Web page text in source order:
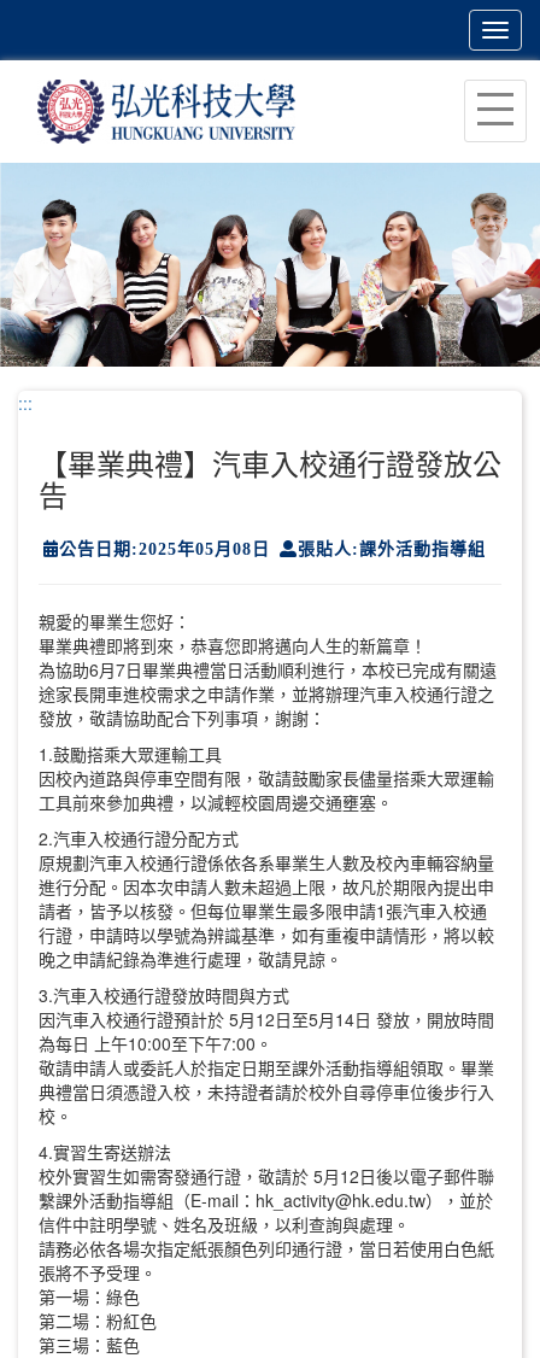
主
容
區
塊
:::
【畢業典禮】汽車入校通行證發放公
告
公告日期:2025年05月08日 張貼人:課外活動指導組
親愛的畢業生您好：
畢業典禮即將到來，恭喜您即將邁向人生的新篇章！
為協助6月7日畢業典禮當日活動順利進行，本校已完成有關遠
途家長開車進校需求之申請作業，並將辦理汽車入校通行證之
發放，敬請協助配合下列事項，謝謝：
1.鼓勵搭乘大眾運輸工具
因校內道路與停車空間有限，敬請鼓勵家長儘量搭乘大眾運輸
工具前來參加典禮，以減輕校園周邊交通壅塞。
2.汽車入校通行證分配方式
原規劃汽車入校通行證係依各系畢業生人數及校內車輛容納量
進行分配。因本次申請人數未超過上限，故凡於期限內提出申
請者，皆予以核發。但每位畢業生最多限申請1張汽車入校通
行證，申請時以學號為辨識基準，如有重複申請情形，將以較
晚之申請紀錄為準進行處理，敬請見諒。
3.汽車入校通行證發放時間與方式
因汽車入校通行證預計於 5月12日至5月14日 發放，開放時間
為每日 上午10:00至下午7:00。
敬請申請人或委託人於指定日期至課外活動指導組領取。畢業
典禮當日須憑證入校，未持證者請於校外自尋停車位後步行入
校。
4.實習生寄送辦法
校外實習生如需寄發通行證，敬請於 5月12日後以電子郵件聯
繫課外活動指導組（E-mail：hk_activity@hk.edu.tw），並於
信件中註明學號、姓名及班級，以利查詢與處理。
請務必依各場次指定紙張顏色列印通行證，當日若使用白色紙
張將不予受理。
第一場：綠色
第二場：粉紅色
第三場：藍色